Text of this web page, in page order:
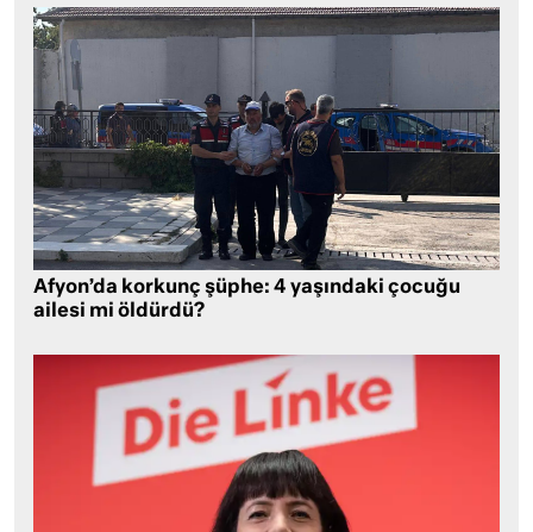
Afyon’da korkunç şüphe: 4 yaşındaki çocuğu
ailesi mi öldürdü?